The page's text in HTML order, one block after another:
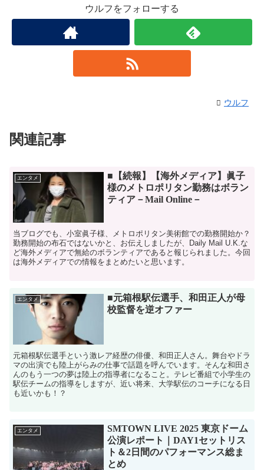
ウルフをフォローする
ウルフ
関連記事
エンタメ
■【続報】【海外メディア】眞子
様のメトロポリタン勤務はボラン
ティア－Mail Online－
当ブログでも、小室眞子様、メトロポリタン美術館での勤務開始か？
勤務開始の布石ではないかと、お伝えしましたが、Daily Mail U.K.な
ど海外メディアで無給のボランティアであると報じられました。今回
は海外メディアでの情報をまとめたいと思います。
エンタメ
■元箱根駅伝選手、和田正人が母
校監督を逆オファー
元箱根駅伝選手という激レア経歴の俳優、和田正人さん。舞台やドラ
マの出演でも陸上がらみの仕事で話題を呼んでいます。そんな和田さ
んのもう一つの夢は陸上の指導者になること。テレビ番組で小学生の
駅伝チームの指導をしますが、近い将来、大学駅伝のコーチになる日
も近いかも！？
エンタメ
SMTOWN LIVE 2025 東京ドーム
公演レポート｜DAY1セットリス
ト＆2日間のパフォーマンス総ま
とめ